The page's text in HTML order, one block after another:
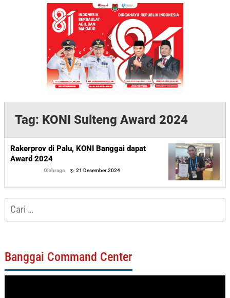
Tag: KONI Sulteng Award 2024
Rakerprov di Palu, KONI Banggai dapat
Award 2024
Olahraga 21 Desember 2024
Cari
untuk:
Banggai Command Center